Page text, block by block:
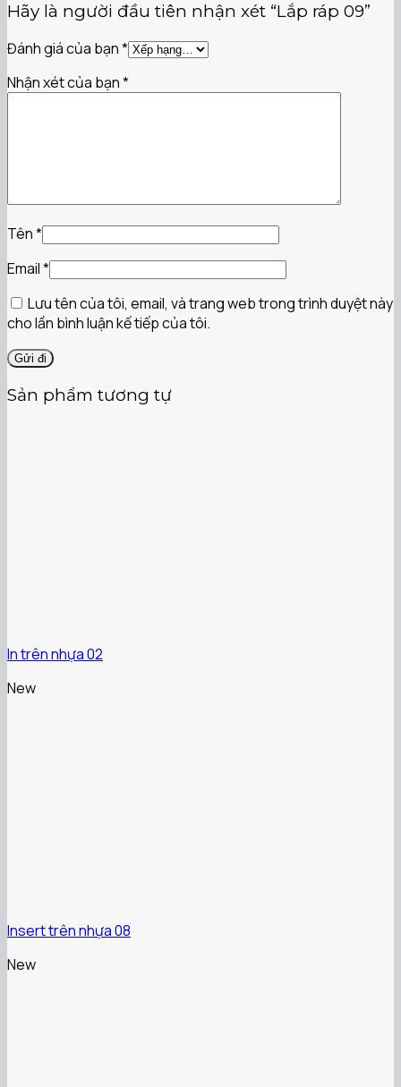
Hãy là người đầu tiên nhận xét “Lắp ráp 09”
Đánh giá của bạn*
Nhận xét của bạn*
Tên*
Email*
Lưu tên của tôi, email, và trang web trong trình duyệt này
cho lần bình luận kế tiếp của tôi.
Sản phẩm tương tự
In trên nhựa 02
New
Insert trên nhựa 08
New